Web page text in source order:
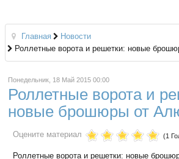
Главная
Новости
Роллетные ворота и решетки: новые
Понедельник, 18 Май 2015 00:00
Роллетные ворота и
новые брошюры от
Оцените материал (1
Роллетные ворота и решетки: новые